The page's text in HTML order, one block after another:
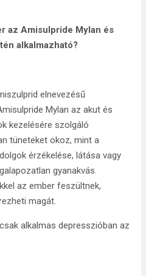
az Amisulpride Mylan és
alkalmazható?
elnevezésű
Mylan az akut és
kezelésére szolgáló
tüneteket okoz, mint a
érzékelése, látása vagy
gyanakvás.
az ember feszültnek,
magát.
alkalmas depresszióban az